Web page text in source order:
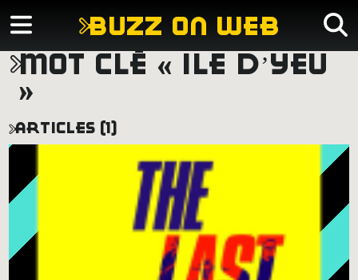
buzz on web
mot clé « ile d’yeu
»
articles (1)